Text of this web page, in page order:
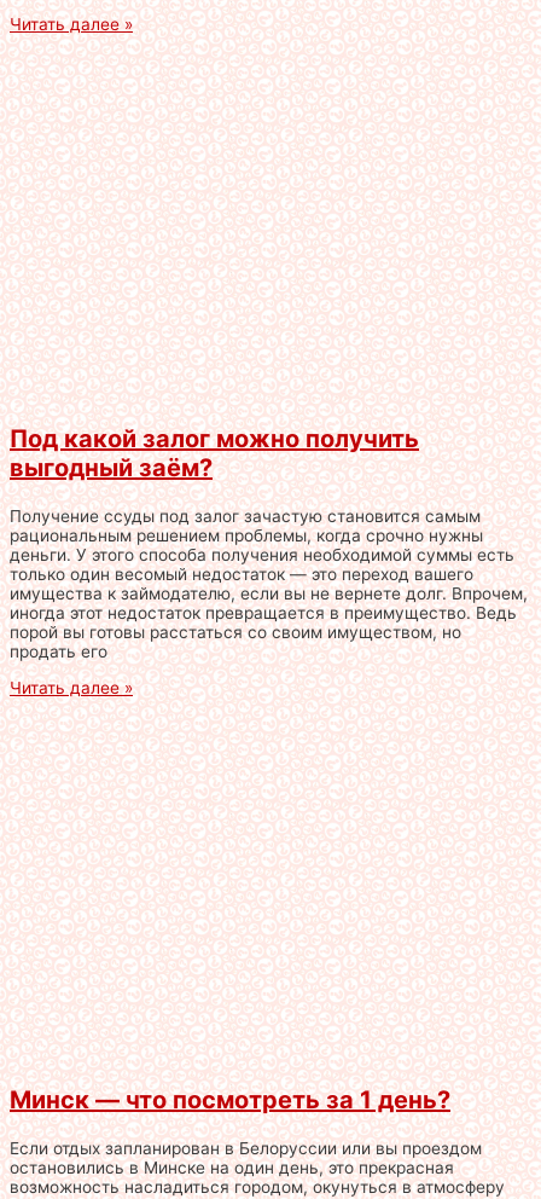
Читать далее »
Под какой залог можно получить
выгодный заём?
Получение ссуды под залог зачастую становится самым
рациональным решением проблемы, когда срочно нужны
деньги. У этого способа получения необходимой суммы есть
только один весомый недостаток — это переход вашего
имущества к займодателю, если вы не вернете долг. Впрочем,
иногда этот недостаток превращается в преимущество. Ведь
порой вы готовы расстаться со своим имуществом, но
продать его
Читать далее »
Минск — что посмотреть за 1 день?
Если отдых запланирован в Белоруссии или вы проездом
остановились в Минске на один день, это прекрасная
возможность насладиться городом, окунуться в атмосферу